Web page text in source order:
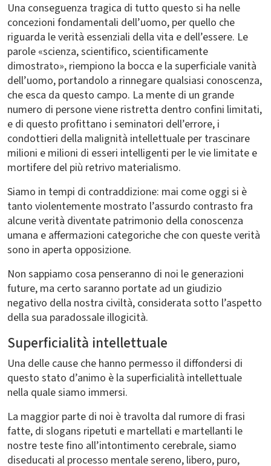
Una conseguenza tragica di tutto questo si ha nelle
concezioni fondamentali dell’uomo, per quello che
riguarda le verità essenziali della vita e dell’essere. Le
parole «scienza, scientifico, scientificamente
dimostrato», riempiono la bocca e la superficiale vanità
dell’uomo, portandolo a rinnegare qualsiasi conoscenza,
che esca da questo campo. La mente di un grande
numero di persone viene ristretta dentro confini limitati,
e di questo profittano i seminatori dell’errore, i
condottieri della malignità intellettuale per trascinare
milioni e milioni di esseri intelligenti per le vie limitate e
mortifere del più retrivo materialismo.
Siamo in tempi di contraddizione: mai come oggi si è
tanto violentemente mostrato l’assurdo contrasto fra
alcune verità diventate patrimonio della conoscenza
umana e affermazioni categoriche che con queste verità
sono in aperta opposizione.
Non sappiamo cosa penseranno di noi le generazioni
future, ma certo saranno portate ad un giudizio
negativo della nostra civiltà, considerata sotto l’aspetto
della sua paradossale illogicità.
Superficialità intellettuale
Una delle cause che hanno permesso il diffondersi di
questo stato d’animo è la superficialità intellettuale
nella quale siamo immersi.
La maggior parte di noi è travolta dal rumore di frasi
fatte, di slogans ripetuti e martellati e martellanti le
nostre teste fino all’intontimento cerebrale, siamo
diseducati al processo mentale sereno, libero, puro,